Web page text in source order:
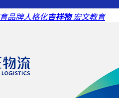
品牌人格化吉祥物 宏文教育